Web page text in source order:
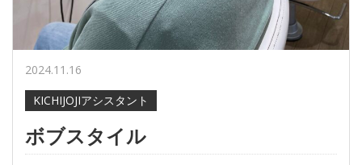
2024.11.16
KICHIJOJIアシスタント
ボブスタイル